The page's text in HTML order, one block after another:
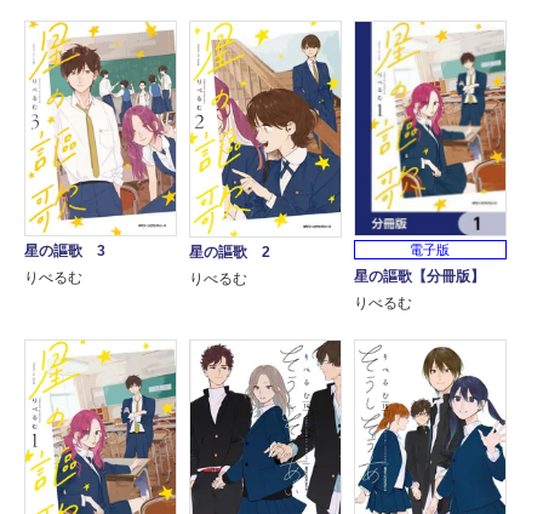
星の謳歌 3
りべるむ
星の謳歌 2
りべるむ
電子版
星の謳歌【分冊版】
りべるむ